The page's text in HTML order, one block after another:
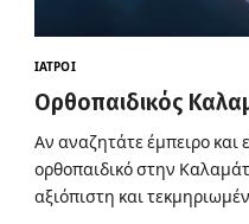
ΙΑΤΡΟΊ
Ορθοπαιδικός
Αν αναζητάτε έμπειρο και
ορθοπαιδικό στην
αξιόπιστη και